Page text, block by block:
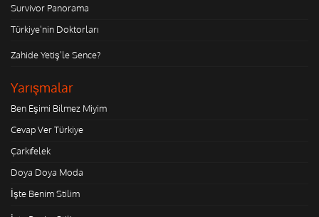
Survivor Panorama
Türkiye'nin Doktorları
Zahide Yetiş'le Sence?
Yarışmalar
Ben Eşimi Bilmez Miyim
Cevap Ver Türkiye
Çarkıfelek
Doya Doya Moda
İşte Benim Stilim